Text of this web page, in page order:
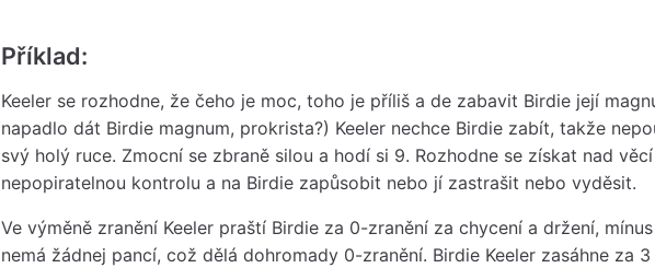
Příklad:
Keeler se rozhodne, že čeho je moc, toho je příliš a de zabavit Birdie její
napadlo dát Birdie magnum, prokrista?) Keeler nechce Birdie zabít, takže
svý holý ruce. Zmocní se zbraně silou a hodí si 9. Rozhodne se získat nad
nepopiratelnou kontrolu a na Birdie zapůsobit nebo jí zastrašit nebo vyděsit.
Ve výměně zranění Keeler praští Birdie za 0-zranění za chycení a držení,
nemá žádnej pancí, což dělá dohromady 0-zranění. Birdie Keeler zasáhne za